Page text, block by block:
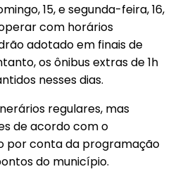
15, e segunda-feira, 16,
com horários
adotado em finais de
os ônibus extras de 1h
nesses dias.
regulares, mas
de acordo com o
por conta da programação
do município.